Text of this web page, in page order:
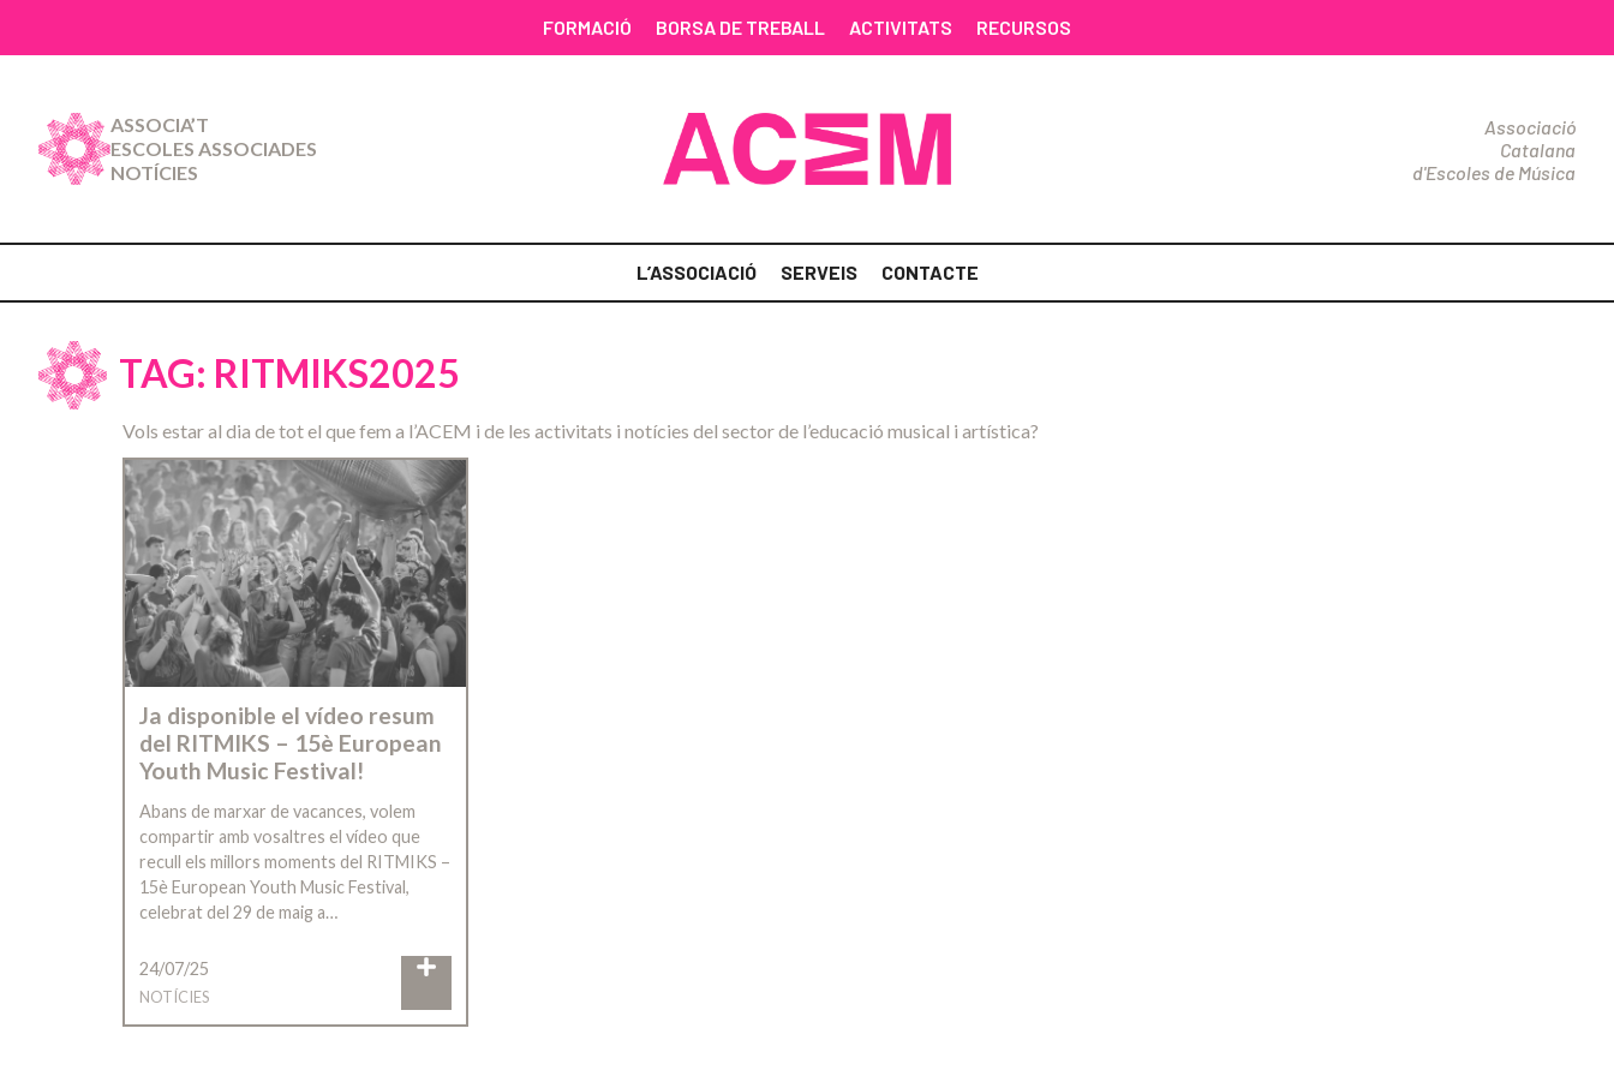
FORMACIÓ BORSA DE TREBALL ACTIVITATS RECURSOS
ASSOCIA’T
ESCOLES ASSOCIADES
NOTÍCIES
Associació
Catalana
d'Escoles de Música
L’ASSOCIACIÓ SERVEIS CONTACTE
TAG: RITMIKS2025
Vols estar al dia de tot el que fem a l’ACEM i de les activitats i notícies del sector de l’educació musical i artística?
Ja disponible el vídeo resum
del RITMIKS – 15è European
Youth Music Festival!
Abans de marxar de vacances, volem
compartir amb vosaltres el vídeo que
recull els millors moments del RITMIKS –
15è European Youth Music Festival,
celebrat del 29 de maig a…
24/07/25
NOTÍCIES